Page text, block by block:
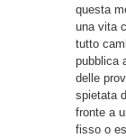
questa
una vita
tutto
pubblica
delle
spietata
fronte a
fisso o